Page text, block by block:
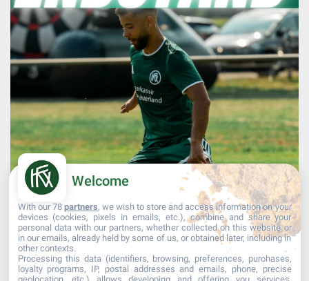
Mehr laden... Auf Instagram folgen
Welcome
With our 78 partners, we wish to store and access information on your
devices (cookies, pixels in emails, etc.), combine and share your
personal data with our partners, whether collected on this website or
in our emails, already held by some of us, or obtained later, including in
other contexts.
Processing this data (identifiers, browsing, preferences, purchases,
loyalty programs, IP, postal addresses and emails, phone, precise
geolocation, etc.) allows developing and offering you services,